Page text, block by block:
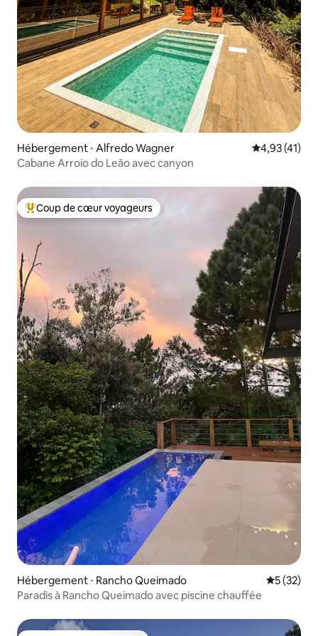
Hébergement ⋅ Alfredo Wagner Évaluation
4,93 (41)
Cabane Arroio do Leão avec canyon
Coups de cœur voyageurs les plus appréciés
Coup de cœur voyageurs
Hébergement ⋅ Rancho Queimado
5 (32)
Paradis à Rancho Queimado avec piscine chauffée